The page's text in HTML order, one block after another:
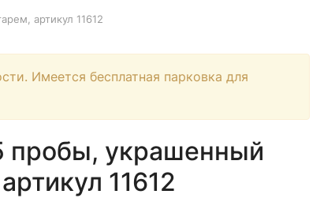
артикул 11612
Имеется бесплатная парковка для
пробы, украшенный
11612